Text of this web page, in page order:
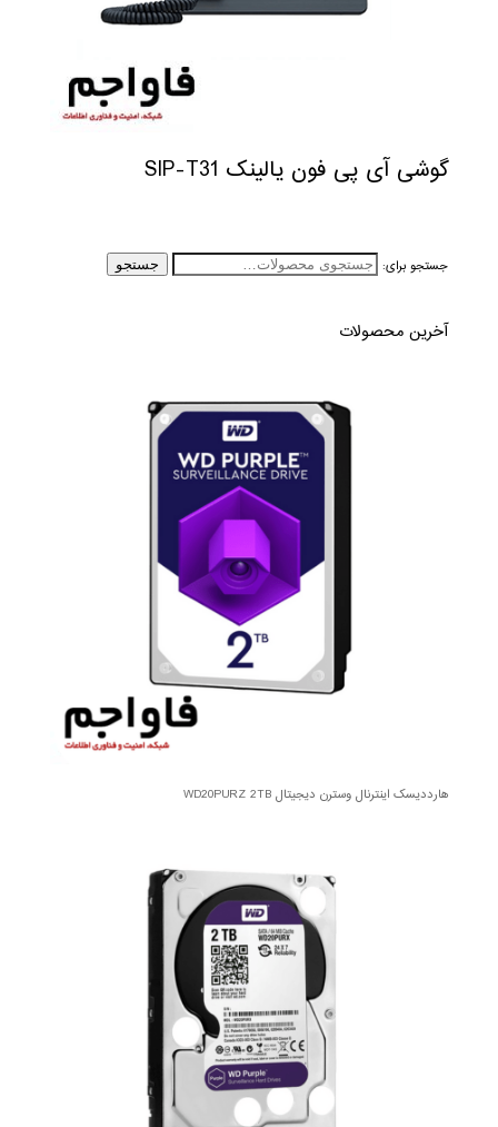
گوشی آی پی فون یالینک SIP-T31
جستجو برای: جستجو
آخرین محصولات
هارددیسک اینترنال وسترن دیجیتال WD20PURZ 2TB